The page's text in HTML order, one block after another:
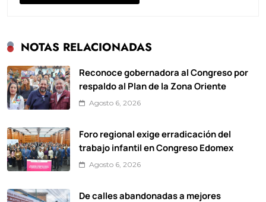
NOTAS RELACIONADAS
Reconoce gobernadora al Congreso por
respaldo al Plan de la Zona Oriente
Agosto 6, 2026
Foro regional exige erradicación del
trabajo infantil en Congreso Edomex
Agosto 6, 2026
De calles abandonadas a mejores